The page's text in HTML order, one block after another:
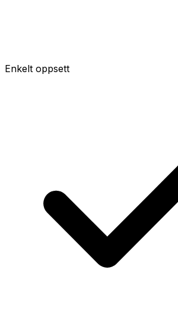
Enkelt oppsett